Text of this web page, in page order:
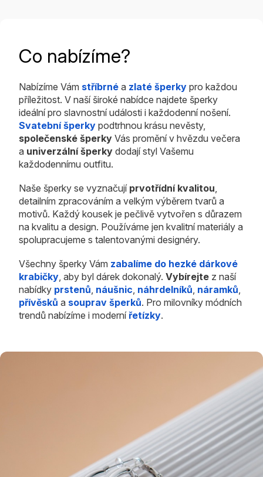
Co nabízíme?
Nabízíme Vám stříbrné a zlaté šperky pro každou
příležitost. V naší široké nabídce najdete šperky
ideální pro slavnostní události i každodenní nošení.
Svatební šperky podtrhnou krásu nevěsty,
společenské šperky Vás promění v hvězdu večera
a univerzální šperky dodají styl Vašemu
každodennímu outfitu.
Naše šperky se vyznačují prvotřídní kvalitou
detailním zpracováním a velkým výběrem tvarů a
motivů. Každý kousek je pečlivě vytvořen s důrazem
na kvalitu a design. Používáme jen kvalitní materiály a
spolupracujeme s talentovanými designéry.
Všechny šperky Vám zabalíme do hezké dárkové
krabičky , aby byl dárek dokonalý. Vybírejte z naší
nabídky prstenů náušnic náhrdelníků náramků
přívěsků a souprav šperků. Pro milovníky módních
trendů nabízíme i modernířetízky.